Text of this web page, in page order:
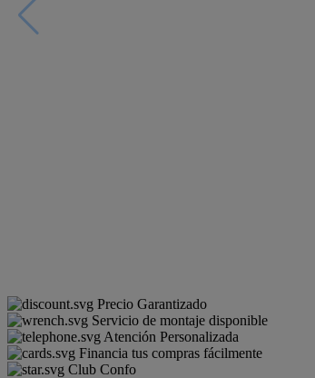
Precio Garantizado
Servicio de montaje disponible
Atención Personalizada
Financia tus compras fácilmente
Club Confo